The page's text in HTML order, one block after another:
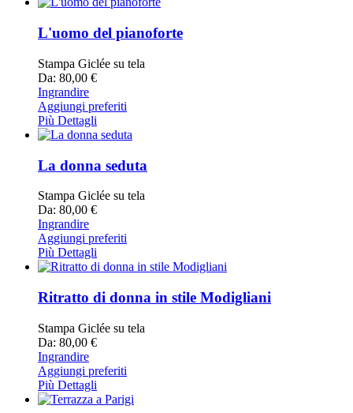
L'uomo del pianoforte
Stampa Giclée su tela
Da: 80,00 €
Ingrandire
Aggiungi preferiti
Più Dettagli
La donna seduta
Stampa Giclée su tela
Da: 80,00 €
Ingrandire
Aggiungi preferiti
Più Dettagli
Ritratto di donna in stile Modigliani
Stampa Giclée su tela
Da: 80,00 €
Ingrandire
Aggiungi preferiti
Più Dettagli